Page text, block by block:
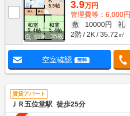
画像 : 35枚
3.9万円
管理費等：6,000円
敷
10000円 礼
2階
2K 35.72㎡
空室確認 無料
賃貸アパート
ＪＲ五位堂駅 徒歩25分